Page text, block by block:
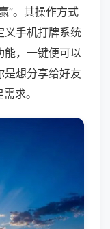
”。其操作方式
义手机打牌系统
能，一键便可以
是想分享给好友
求。